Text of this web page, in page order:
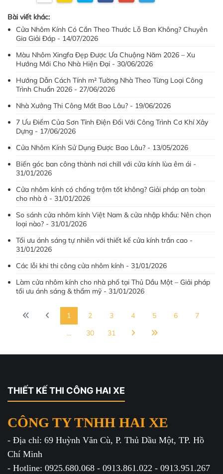
Bài viết khác:
Cửa Nhôm Kính Có Cần Theo Thước Lỗ Ban Không? Chuyên
Gia Giải Đáp - 14/07/2026
Màu Nhôm Xingfa Đẹp Được Ưa Chuộng Năm 2026 – Xu
Hướng Mới Cho Nhà Hiện Đại - 30/06/2026
Hướng Dẫn Cách Tính m² Tường Nhà Theo Từng Loại Công
Trình Chuẩn 2026 - 27/06/2026
Nhà Xưởng Thi Công Mất Bao Lâu? - 19/06/2026
7 Ưu Điểm Của Sơn Tĩnh Điện Đối Với Công Trình Cơ Khí Xây
Dựng - 17/06/2026
Cửa Nhôm Kính Sử Dụng Được Bao Lâu? - 13/05/2026
Biến góc ban công thành nơi chill với cửa kính lùa êm ái -
31/01/2026
Cửa nhôm kính có chống trộm tốt không? Giải pháp an toàn
cho nhà ở - 31/01/2026
So sánh cửa nhôm kính Việt Nam & cửa nhập khẩu: Nên chọn
loại nào? - 31/01/2026
Tối ưu ánh sáng tự nhiên với thiết kế cửa kính trần cao -
31/01/2026
Các lỗi khi thi công cửa nhôm kính - 31/01/2026
Làm cửa nhôm kính cho nhà phố tại Thủ Dầu Một – Giải pháp
tối ưu ánh sáng & thẩm mỹ - 31/01/2026
1 2 3 4 5 6
7
...
30 31
THIẾT KẾ THI CÔNG HAI XE
CÔNG TY TNHH HAI XE
- Địa chỉ: 69 Huỳnh Văn Cù, P. Thủ Dầu Một, TP. Hồ
Chí Minh
- Hotline: 0925.680.068 - 0913.861.022 - 0913.951.267